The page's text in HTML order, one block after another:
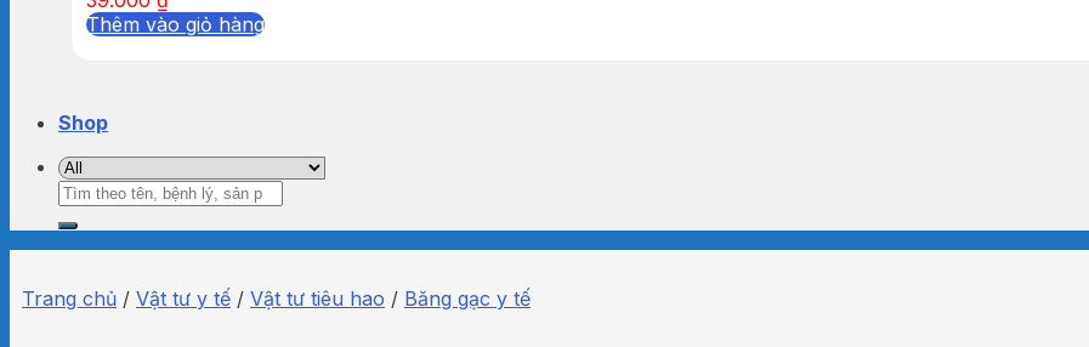
Thêm vào giỏ hàng
Shop
Tìm
kiếm:
Trang chủ / Vật tư y tế / Vật tư tiêu hao / Băng gạc y tế